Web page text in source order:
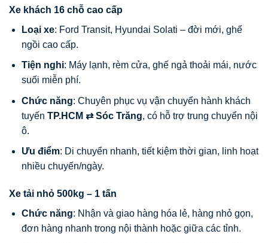
Xe khách 16 chỗ cao cấp
Loại xe: Ford Transit, Hyundai Solati – đời mới, ghế
ngồi cao cấp.
Tiện nghi: Máy lạnh, rèm cửa, ghế ngả thoải mái, nước
suối miễn phí.
Chức năng: Chuyên phục vụ vận chuyển hành khách
tuyến TP.HCM ⇄ Sóc Trăng, có hỗ trợ trung chuyển nội
ô.
Ưu điểm: Di chuyển nhanh, tiết kiệm thời gian, linh hoạt
nhiều chuyến/ngày.
Xe tải nhỏ 500kg – 1 tấn
Chức năng: Nhận và giao hàng hóa lẻ, hàng nhỏ gọn,
đơn hàng nhanh trong nội thành hoặc giữa các tỉnh.